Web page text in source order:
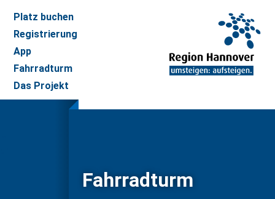
Platz buchen
Registrierung
App
Fahrradturm
Das Projekt
Fahrradturm